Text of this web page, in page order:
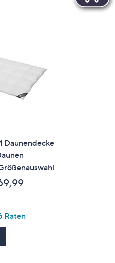
Daunendecke
Raten